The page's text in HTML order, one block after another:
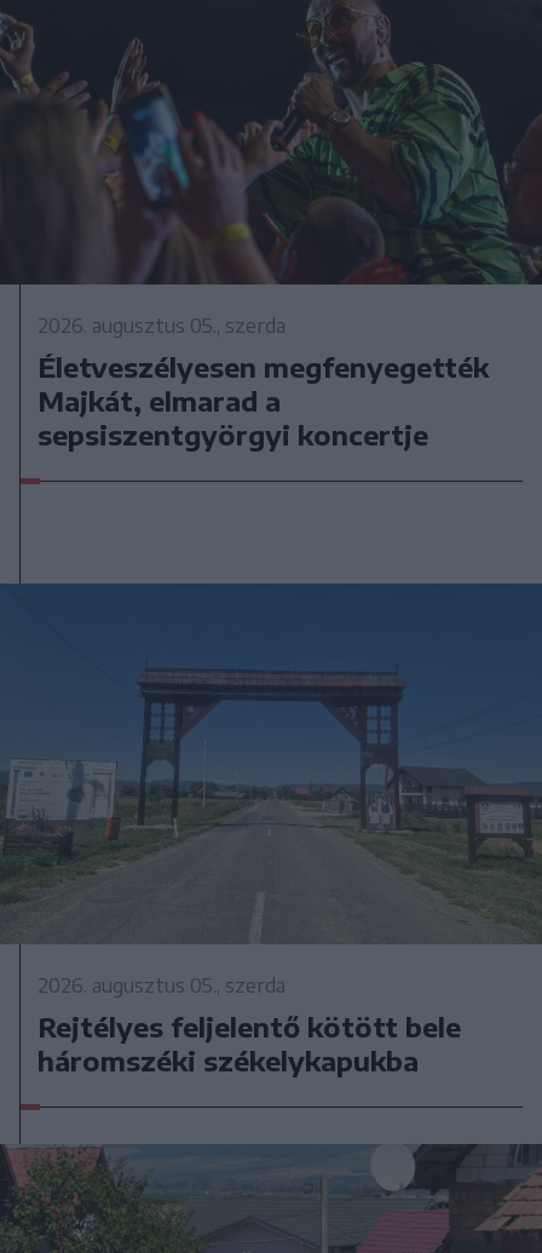
2026. augusztus 05., szerda
Életveszélyesen megfenyegették
Majkát, elmarad a
sepsiszentgyörgyi koncertje
2026. augusztus 05., szerda
Rejtélyes feljelentő kötött bele
háromszéki székelykapukba